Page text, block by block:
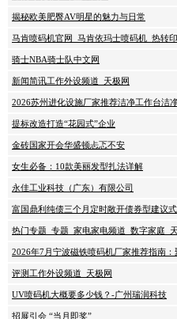
揭秘欧美肥臀AV明星的魅力与日常
马肯喷码机官网_马肯依玛士喷码机_热转
骑士NBA骑士队中文网
新闻简讯工作外设频道_天极网
2026苏州进化设施厂家推荐洁净工作台洁
提标改造打造“花园式”企业
金砖国家开会华盛顿忐忑不安
女生必备：10款美丽发型扎法详解
永佳工业科技（广东）有限公司
富国鼎利纯债三个月定时敞开债券型建议式
热门专题_专题_家电家电频道_数字家庭_
2026年7月宁波磁铁喷码机厂家推荐指南
评测工作外设频道_天极网
UV喷码机大概要多少钱？-广州瑞润科技
招展引会 “当月即奖”